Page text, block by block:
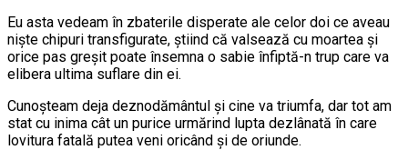
Eu asta vedeam în zbaterile disperate ale celor doi ce aveau
niște chipuri transfigurate, știind că valsează cu moartea și
orice pas greșit poate însemna o sabie înfiptă-n trup care va
elibera ultima suflare din ei.
Cunoșteam deja deznodământul și cine va triumfa, dar tot am
stat cu inima cât un purice urmărind lupta dezlânată în care
lovitura fatală putea veni oricând și de oriunde.